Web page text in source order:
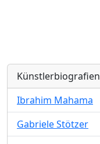
Künstlerbiografien
Ibrahim Mahama
Gabriele Stötzer